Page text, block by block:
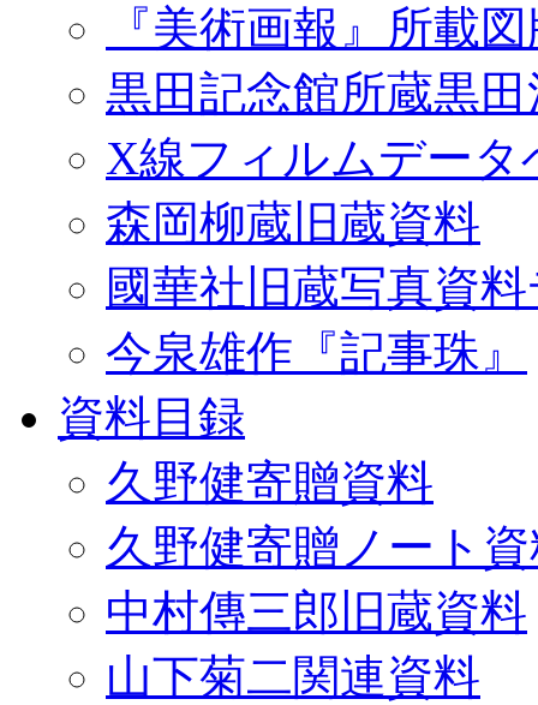
『美術画報』所載
黒田記念館所蔵黒
X線フィルムデータ
森岡柳蔵旧蔵資料
國華社旧蔵写真資
今泉雄作『記事珠』
資料目録
久野健寄贈資料
久野健寄贈ノート
中村傳三郎旧蔵資料
山下菊二関連資料